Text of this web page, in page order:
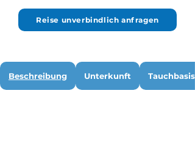
Reise unverbindlich anfragen
Beschreibung Unterkunft Tauchbasis